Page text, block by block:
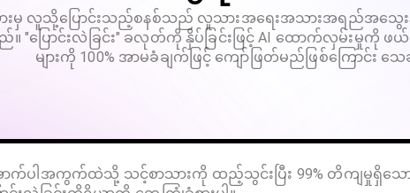
းမှ လူသို့ပြောင်းသည့်စနစ်သည် လူသားအရေးအသားအရည်အသွေ
"ပြောင်းလဲခြင်း" ခလုတ်ကို နှိပ်ခြင်းဖြင့် AI ထောက်လှမ်းမှုကို ဖယ်
များကို 100% အာမခံချက်ဖြင့် ကျော်ဖြတ်မည်ဖြစ်ကြောင်း သ
ောက်ပါအကွက်ထဲသို့ သင့်စာသားကို ထည့်သွင်းပြီး 99% တိကျမှုရှိသ